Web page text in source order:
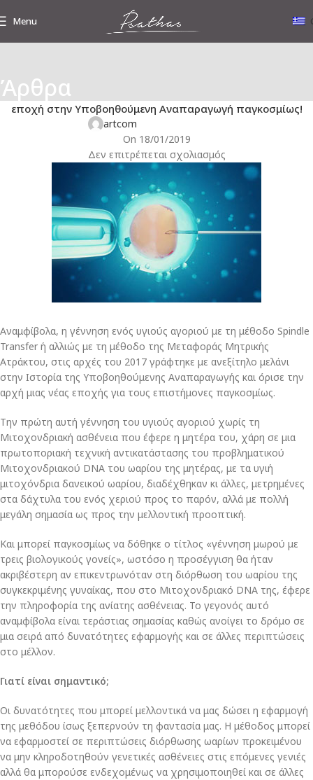
Menu
ΆρθραΥΠΟΒΟΗΘΟΎΜΕΝΗ ΑΝΑΠΑΡΑΓΩΓΉ
Το μεγάλο επιστημονικό γεγονός του 2017 που έφερε τη νέα
εποχή στην Υποβοηθούμενη Αναπαραγωγή παγκοσμίως!
artcom
On 18/01/2019
Δεν επιτρέπεται σχολιασμός
Αναμφίβολα, η γέννηση ενός υγιούς αγοριού με τη μέθοδο Spindle
Transfer ή αλλιώς με τη μέθοδο της Μεταφοράς Μητρικής
Ατράκτου, στις αρχές του 2017 γράφτηκε με ανεξίτηλο μελάνι
στην Ιστορία της Υποβοηθούμενης Αναπαραγωγής και όρισε την
αρχή μιας νέας εποχής για τους επιστήμονες παγκοσμίως.
Την πρώτη αυτή γέννηση του υγιούς αγοριού χωρίς τη
Μιτοχονδριακή ασθένεια που έφερε η μητέρα του, χάρη σε μια
πρωτοποριακή τεχνική αντικατάστασης του προβληματικού
Μιτοχονδριακού DNA του ωαρίου της μητέρας, με τα υγιή
μιτοχόνδρια δανεικού ωαρίου, διαδέχθηκαν κι άλλες, μετρημένες
στα δάχτυλα του ενός χεριού προς το παρόν, αλλά με πολλή
μεγάλη σημασία ως προς την μελλοντική προοπτική.
Και μπορεί παγκοσμίως να δόθηκε ο τίτλος «γέννηση μωρού με
τρεις βιολογικούς γονείς», ωστόσο η προσέγγιση θα ήταν
ακριβέστερη αν επικεντρωνόταν στη διόρθωση του ωαρίου της
συγκεκριμένης γυναίκας, που στο Μιτοχονδριακό DNA της, έφερε
την πληροφορία της ανίατης ασθένειας. Το γεγονός αυτό
αναμφίβολα είναι τεράστιας σημασίας καθώς ανοίγει το δρόμο σε
μια σειρά από δυνατότητες εφαρμογής και σε άλλες περιπτώσεις
στο μέλλον.
Γιατί είναι σημαντικό;
Οι δυνατότητες που μπορεί μελλοντικά να μας δώσει η εφαρμογή
της μεθόδου ίσως ξεπερνούν τη φαντασία μας. Η μέθοδος μπορεί
να εφαρμοστεί σε περιπτώσεις διόρθωσης ωαρίων προκειμένου
να μην κληροδοτηθούν γενετικές ασθένειες στις επόμενες γενιές
αλλά θα μπορούσε ενδεχομένως να χρησιμοποιηθεί και σε άλλες